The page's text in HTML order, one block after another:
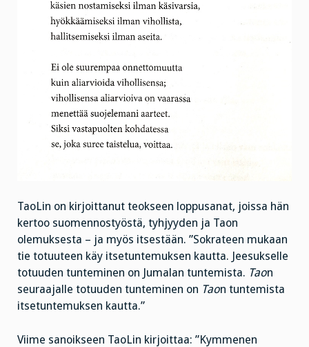
TaoLin on kirjoittanut teokseen loppusanat, joissa hän
kertoo suomennostyöstä, tyhjyyden ja Taon
olemuksesta – ja myös itsestään. ”Sokrateen mukaan
tie totuuteen käy itsetuntemuksen kautta. Jeesukselle
totuuden tunteminen on Jumalan tuntemista. Taon
seuraajalle totuuden tunteminen on Taon tuntemista
itsetuntemuksen kautta.”
Viime sanoikseen TaoLin kirjoittaa: ”Kymmenen